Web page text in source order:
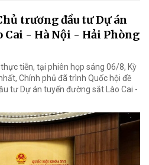
trương đầu tư Dự án
Cai - Hà Nội - Hải Phòng
tiễn, tại phiên họp sáng 06/8, Kỳ
Chính phủ đã trình Quốc hội đề
tư Dự án tuyến đường sắt Lào Cai -